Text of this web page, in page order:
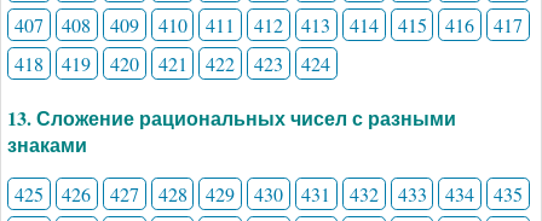
407
408 409 410 411 412 413 414 415 416
417
418
419 420 421 422 423 424
13. Сложение рациональных чисел с разными
знаками
425 426 427 428 429 430 431 432 433 434
435